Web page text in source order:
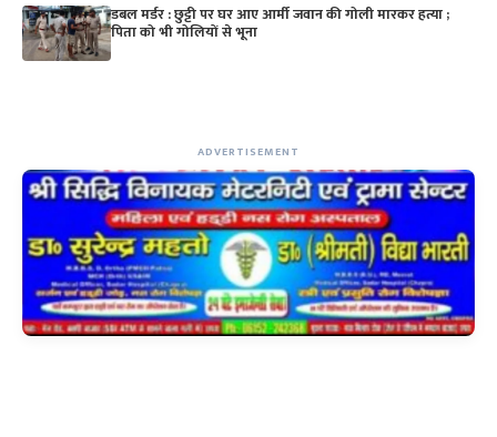
डबल मर्डर : छुट्टी पर घर आए आर्मी जवान की गोली मारकर हत्या ;
पिता को भी गोलियों से भूना
ADVERTISEMENT